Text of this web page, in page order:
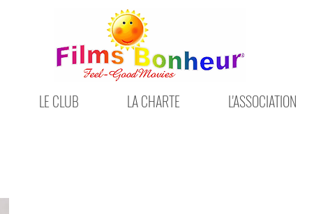
LE CLUB LA CHARTE L'ASSOCIATION